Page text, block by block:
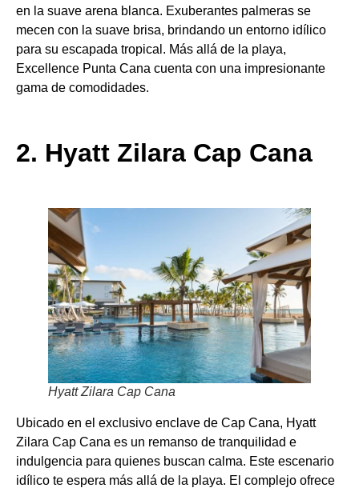
en la suave arena blanca. Exuberantes palmeras se
mecen con la suave brisa, brindando un entorno idílico
para su escapada tropical. Más allá de la playa,
Excellence Punta Cana cuenta con una impresionante
gama de comodidades.
2. Hyatt Zilara Cap Cana
Hyatt Zilara Cap Cana
Ubicado en el exclusivo enclave de Cap Cana, Hyatt
Zilara Cap Cana es un remanso de tranquilidad e
indulgencia para quienes buscan calma. Este escenario
idílico te espera más allá de la playa. El complejo ofrece